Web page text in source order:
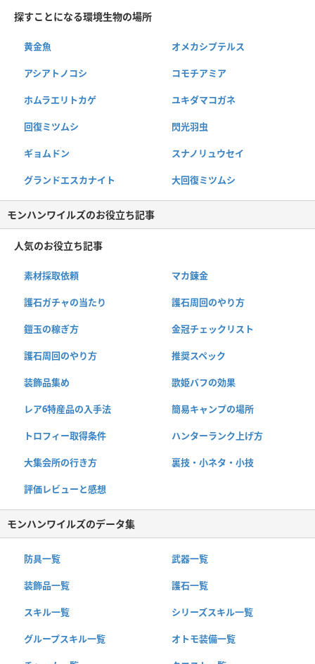
探すことになる環境生物の場所
黄金魚 オメカシプテルス
アシアトノコシ コモチアミア
ホムラエリトカゲ ユキダマコガネ
回復ミツムシ 閃光羽虫
ギョムドン スナノリュウセイ
グランドエスカナイト 大回復ミツムシ
モンハンワイルズのお役立ち記事
人気のお役立ち記事
素材採取依頼 マカ錬金
護石ガチャの当たり 護石周回のやり方
鎧玉の稼ぎ方 金冠チェックリスト
護石周回のやり方 推奨スペック
装飾品集め 歌姫バフの効果
レア6特産品の入手法 簡易キャンプの場所
トロフィー取得条件 ハンターランク上げ方
大集会所の行き方 裏技・小ネタ・小技
評価レビューと感想
モンハンワイルズのデータ集
防具一覧 武器一覧
装飾品一覧 護石一覧
スキル一覧 シリーズスキル一覧
グループスキル一覧 オトモ装備一覧